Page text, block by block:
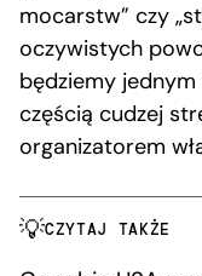
mocarstw” czy
oczywistych
będziemy
częścią cudzej
organizatorem
CZYTAJ TAKŻE